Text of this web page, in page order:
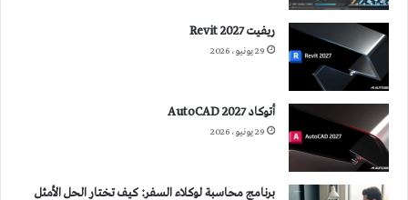
ريفيت 2027 Revit
29 يونيو، 2026
أتوكاد 2027 AutoCAD
29 يونيو، 2026
برنامج محاسبة لوكلاء السفر: كيف تختار الحل الأمثل